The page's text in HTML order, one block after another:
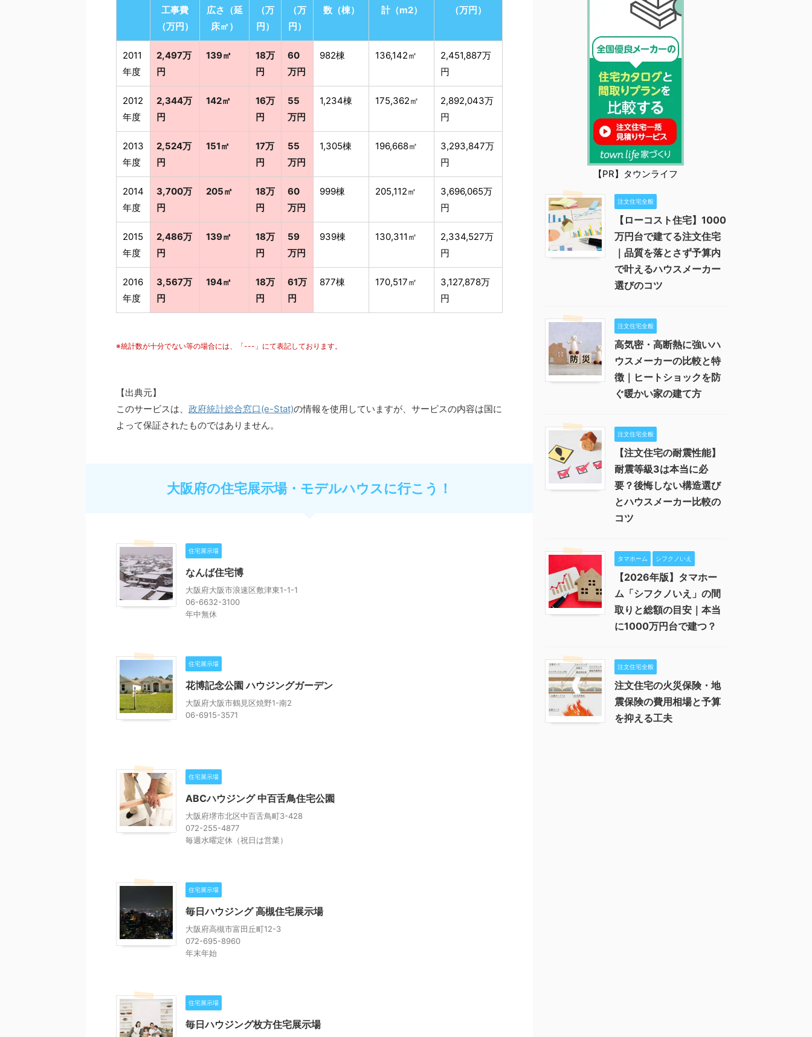
工事費
（万円）
広さ（延
床㎡）
（万
円）
（万
円）
数（棟）
計（m2）
（万円）
2011
年度
2,497万
円
139㎡
18万
円
60
万円
982棟 136,142㎡
2,451,887万
円
2012
年度
2,344万
円
142㎡
16万
円
55
万円
1,234棟 175,362㎡
2,892,043万
円
2013
年度
2,524万
円
151㎡
17万
円
55
万円
1,305棟 196,668㎡
3,293,847万
円
2014
年度
3,700万
円
205㎡
18万
円
60
万円
999棟 205,112㎡
3,696,065万
円
2015
年度
2,486万
円
139㎡
18万
円
59
万円
939棟 130,311㎡
2,334,527万
円
2016
年度
3,567万
円
194㎡
18万
円
61万
円
877棟 170,517㎡
3,127,878万
円
※統計数が十分でない等の場合には、「---」にて表記しております。
【出典元】
このサービスは、 政府統計総合窓口(e-Stat)の情報を使用していますが、サービスの内容は国に
よって保証されたものではありません。
大阪府の住宅展示場・モデルハウスに行こう！
住宅展示場
なんば住宅博
大阪府大阪市浪速区敷津東1-1-1
06-6632-3100
年中無休
住宅展示場
花博記念公園 ハウジングガーデン
大阪府大阪市鶴見区焼野1-南2
06-6915-3571
住宅展示場
ABCハウジング 中百舌鳥住宅公園
大阪府堺市北区中百舌鳥町3-428
072-255-4877
毎週水曜定休（祝日は営業）
住宅展示場
毎日ハウジング 高槻住宅展示場
大阪府高槻市富田丘町12-3
072-695-8960
年末年始
住宅展示場
毎日ハウジング枚方住宅展示場
【PR】タウンライフ
注文住宅全般
【ローコスト住宅】1000
万円台で建てる注文住宅
｜品質を落とさず予算内
で叶えるハウスメーカー
選びのコツ
注文住宅全般
高気密・高断熱に強いハ
ウスメーカーの比較と特
徴｜ヒートショックを防
ぐ暖かい家の建て方
注文住宅全般
【注文住宅の耐震性能】
耐震等級3は本当に必
要？後悔しない構造選び
とハウスメーカー比較の
コツ
タマホーム シフクノいえ
【2026年版】タマホー
ム「シフクノいえ」の間
取りと総額の目安｜本当
に1000万円台で建つ？
注文住宅全般
注文住宅の火災保険・地
震保険の費用相場と予算
を抑える工夫